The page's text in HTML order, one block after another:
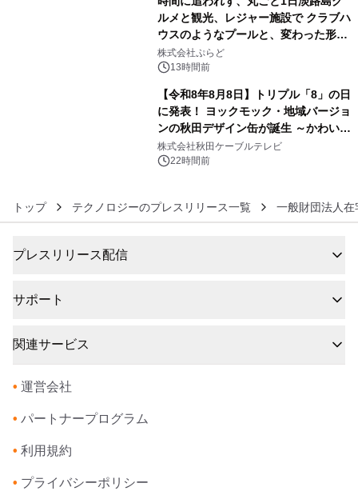
ルメと観光、レジャー施設で クラブハ
ウスのようなプールと、変わった形の
サウナも 「THE BOXY AWAJI」のお
得な素泊まり連泊プランで
株式会社ぷらど
13時間前
【令和8年8月8日】トリプル「8」の日
に発表！ ヨックモック・地域バージョ
ンの秋田デザイン缶が誕生 ～かわいい
秋田犬の子犬と秋田の四季と名所を巡
るパッケージ～ 9月1日(火)秋田県内で
株式会社秋田ケーブルテレビ
22時間前
トップ テクノロジーのプレスリリース一覧 一般財団法人
プレスリリース配信
サポート
関連サービス
• 運営会社
• パートナープログラム
• 利用規約
• プライバシーポリシー